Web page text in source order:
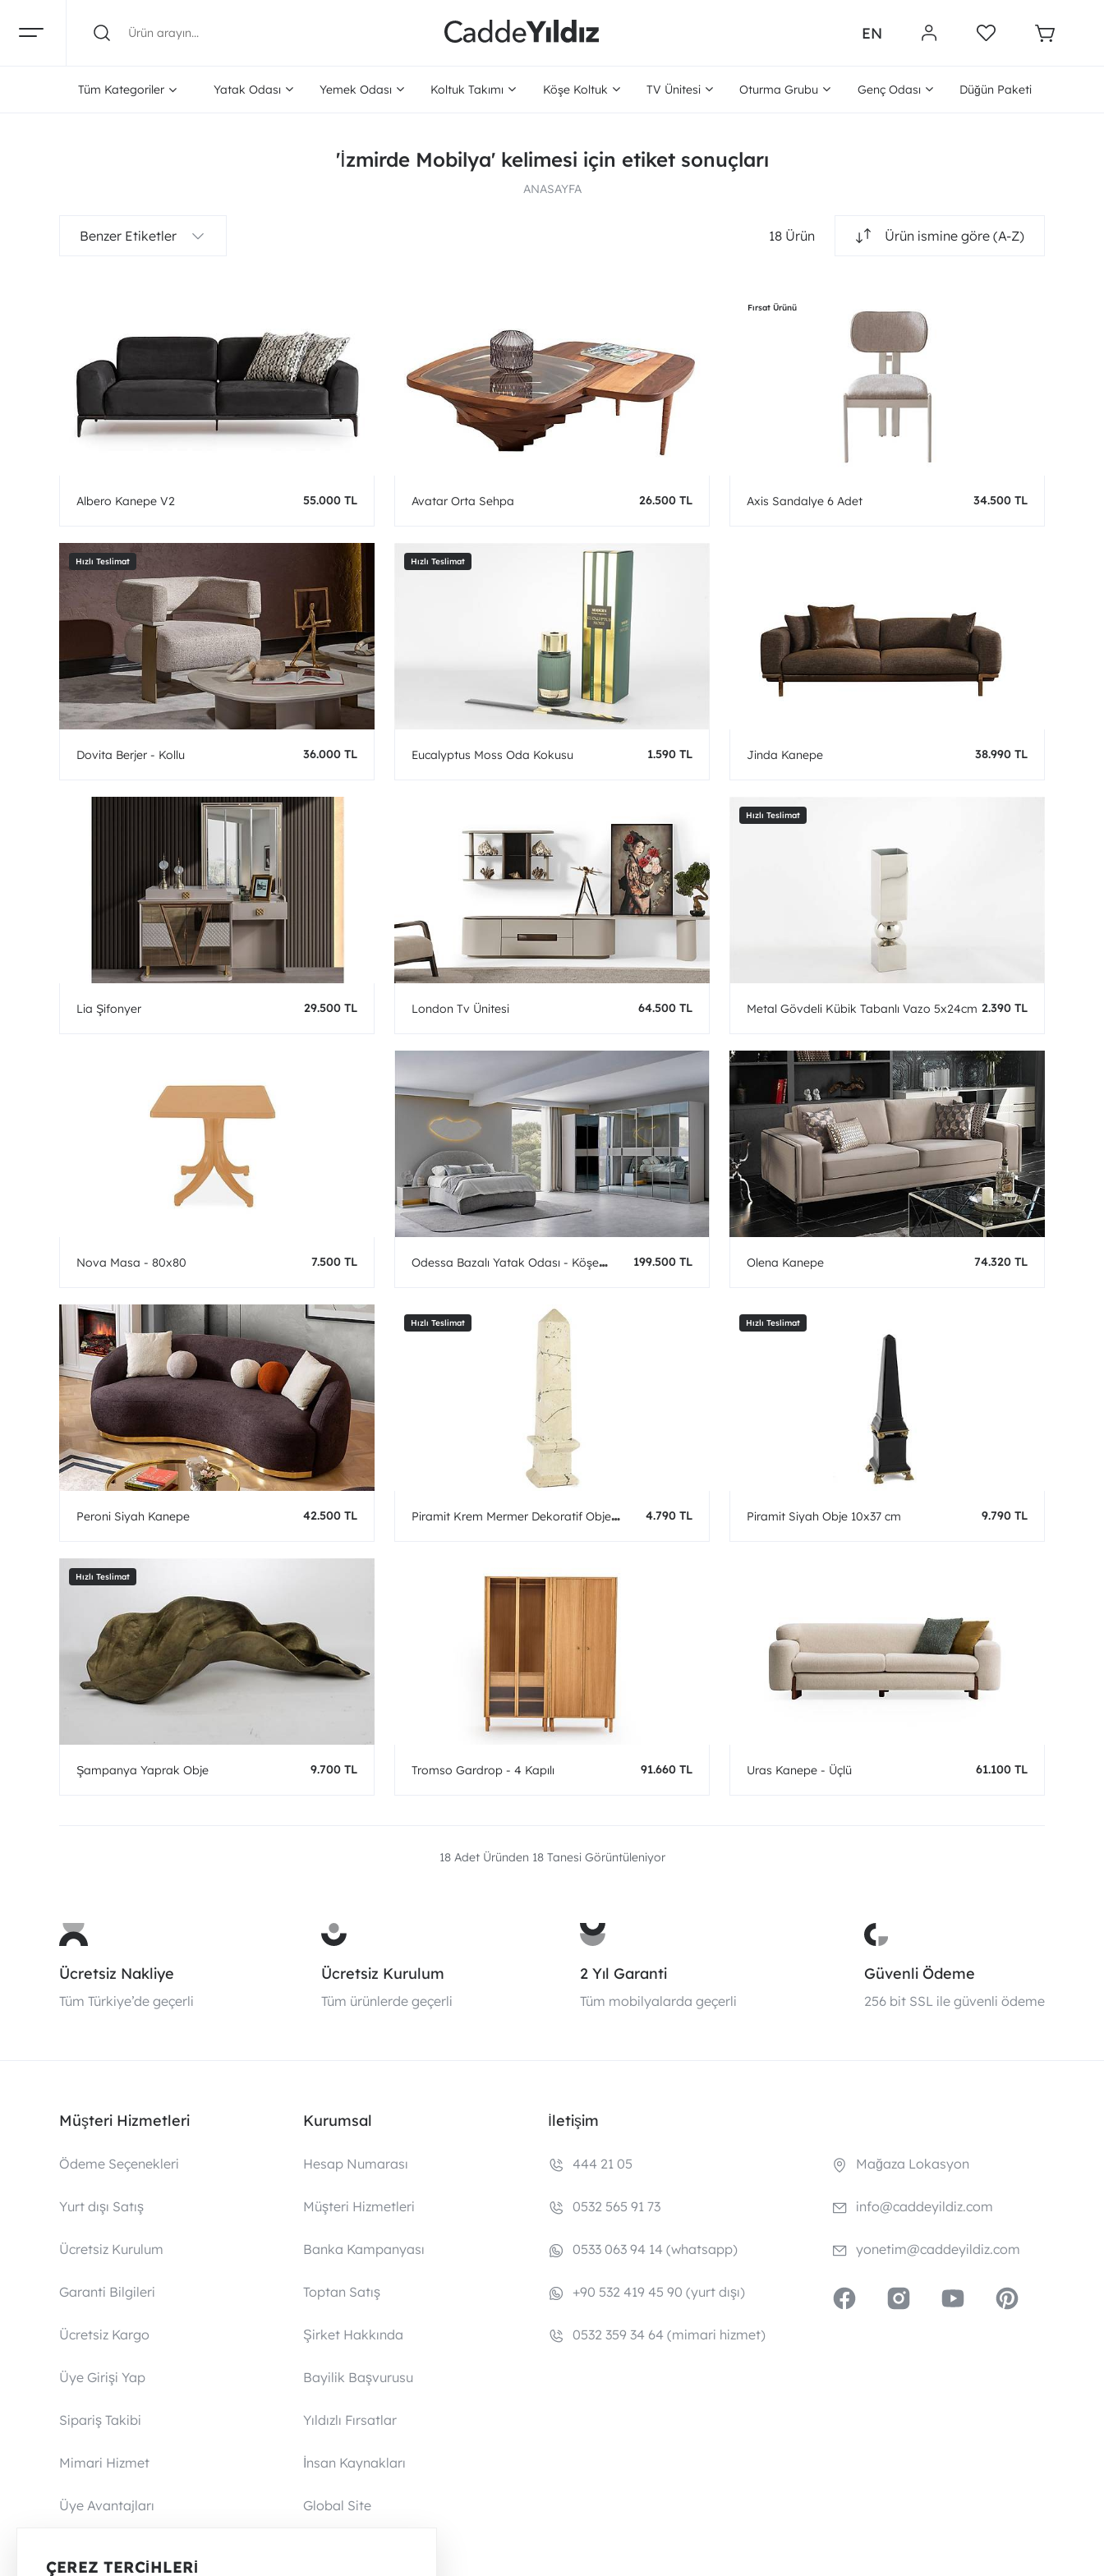
EN
Tüm Kategoriler Yatak Odası Yemek Odası Koltuk Takımı Köşe Koltuk TV Ünitesi Oturma Grubu Genç Odası Düğün Paketi
'İzmirde Mobilya' kelimesi için etiket sonuçları
ANASAYFA
Benzer Etiketler 18 Ürün Ürün ismine göre (A-Z)
Albero Kanepe V2 55.000 TL Avatar Orta Sehpa 26.500 TL Axis Sandalye 6 Adet 34.500 TL
Dovita Berjer - Kollu 36.000 TL Eucalyptus Moss Oda Kokusu 1.590 TL Jinda Kanepe 38.990 TL
Lia Şifonyer 29.500 TL London Tv Ünitesi 64.500 TL Metal Gövdeli Kübik Tabanlı Vazo 5x24cm 2.390 TL
Nova Masa - 80x80 7.500 TL
Odessa Bazalı Yatak Odası - Köşe
199.500 TL Olena Kanepe 74.320 TL
Peroni Siyah Kanepe 42.500 TL
Piramit Krem Mermer Dekoratif Obje
4.790 TL Piramit Siyah Obje 10x37 cm 9.790 TL
Şampanya Yaprak Obje 9.700 TL Tromso Gardrop - 4 Kapılı 91.660 TL Uras Kanepe - Üçlü 61.100 TL
18 Adet Üründen 18Tanesi Görüntüleniyor
Ücretsiz Nakliye
Tüm Türkiye’de geçerli
Ücretsiz Kurulum
Tüm ürünlerde geçerli
2 Yıl Garanti
Tüm mobilyalarda geçerli
Güvenli Ödeme
256 bit SSL ile güvenli ödeme
Müşteri Hizmetleri
Ödeme Seçenekleri
Yurt dışı Satış
Ücretsiz Kurulum
Garanti Bilgileri
Ücretsiz Kargo
Üye Girişi Yap
Sipariş Takibi
Mimari Hizmet
Üye Avantajları
Kurumsal
Hesap Numarası
Müşteri Hizmetleri
Banka Kampanyası
Toptan Satış
Şirket Hakkında
Bayilik Başvurusu
Yıldızlı Fırsatlar
İnsan Kaynakları
Global Site
İletişim
444 21 05
0532 565 91 73
0533 063 94 14 (whatsapp)
+90 532 419 45 90 (yurt dışı)
0532 359 34 64 (mimari hizmet)
Mağaza Lokasyon
info@caddeyildiz.com
yonetim@caddeyildiz.com
ÇEREZ TERCIHLERI